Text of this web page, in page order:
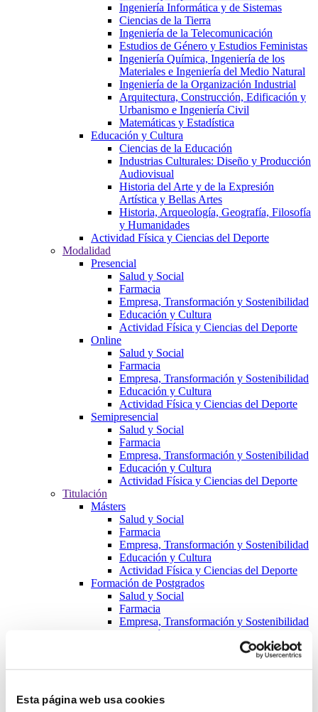
Esta página web usa cookies
Ingeniería Informática y de Sistemas
Ciencias de la Tierra
Ingeniería de la Telecomunicación
Estudios de Género y Estudios Feministas
Ingeniería Química, Ingeniería de los
Materiales e Ingeniería del Medio Natural
Ingeniería de la Organización Industrial
Arquitectura, Construcción, Edificación y
Urbanismo e Ingeniería Civil
Matemáticas y Estadística
Educación y Cultura
Ciencias de la Educación
Industrias Culturales: Diseño y Producción
Audiovisual
Historia del Arte y de la Expresión
Artística y Bellas Artes
Historia, Arqueología, Geografía, Filosofía
y Humanidades
Actividad Física y Ciencias del Deporte
Modalidad
Presencial
Salud y Social
Farmacia
Empresa, Transformación y Sostenibilidad
Educación y Cultura
Actividad Física y Ciencias del Deporte
Online
Salud y Social
Farmacia
Empresa, Transformación y Sostenibilidad
Educación y Cultura
Actividad Física y Ciencias del Deporte
Semipresencial
Salud y Social
Farmacia
Empresa, Transformación y Sostenibilidad
Educación y Cultura
Actividad Física y Ciencias del Deporte
Titulación
Másters
Salud y Social
Farmacia
Empresa, Transformación y Sostenibilidad
Educación y Cultura
Actividad Física y Ciencias del Deporte
Formación de Postgrados
Salud y Social
Farmacia
Empresa, Transformación y Sostenibilidad
Educación y Cultura
Actividad Física y Ciencias del Deporte
Salud y Social
Empresa, Transformación y Sostenibilidad